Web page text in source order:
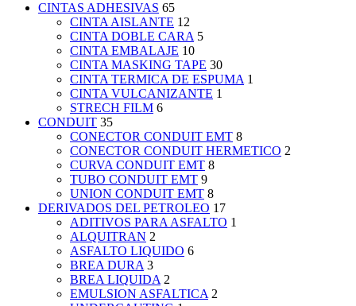
CINTAS ADHESIVAS 65
CINTA AISLANTE 12
CINTA DOBLE CARA 5
CINTA EMBALAJE 10
CINTA MASKING TAPE 30
CINTA TERMICA DE ESPUMA 1
CINTA VULCANIZANTE 1
STRECH FILM 6
CONDUIT 35
CONECTOR CONDUIT EMT 8
CONECTOR CONDUIT HERMETICO 2
CURVA CONDUIT EMT 8
TUBO CONDUIT EMT 9
UNION CONDUIT EMT 8
DERIVADOS DEL PETROLEO 17
ADITIVOS PARA ASFALTO 1
ALQUITRAN 2
ASFALTO LIQUIDO 6
BREA DURA 3
BREA LIQUIDA 2
EMULSION ASFALTICA 2